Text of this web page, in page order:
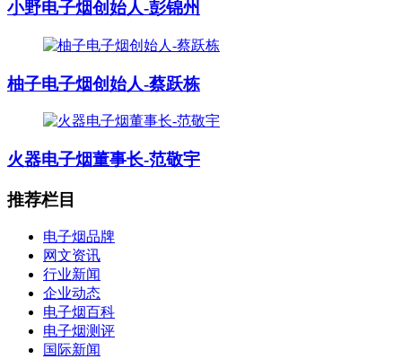
小野电子烟创始人-彭锦州
柚子电子烟创始人-蔡跃栋
火器电子烟董事长-范敬宇
推荐栏目
电子烟品牌
网文资讯
行业新闻
企业动态
电子烟百科
电子烟测评
国际新闻